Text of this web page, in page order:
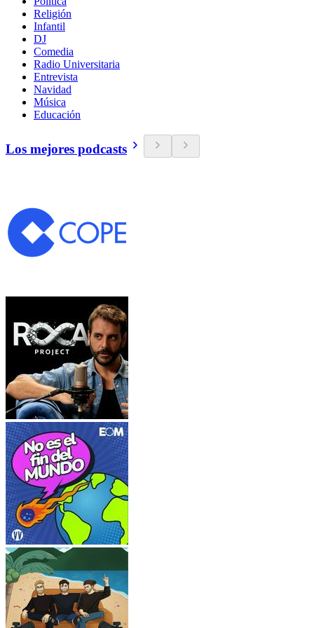
Religión
Infantil
DJ
Comedia
Radio Universitaria
Entrevista
Navidad
Música
Educación
Los mejores podcasts